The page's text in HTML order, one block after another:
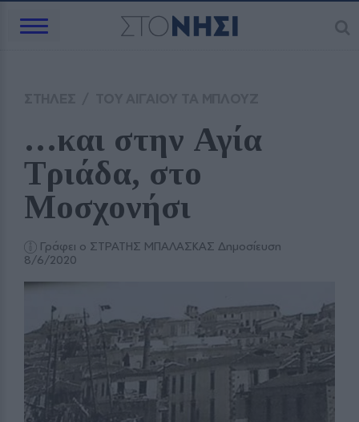
…και στην Αγία
Τριάδα, στο
Μοσχονήσι
Γράφει ο ΣΤΡΑΤΗΣ ΜΠΑΛΑΣΚΑΣ Δημοσίευση
8/6/2020